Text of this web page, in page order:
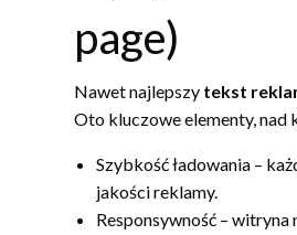
page)
Nawet najlepszy tekst
Oto kluczowe elementy,
Szybkość ładowania –
jakości reklamy.
Responsywność – witryna